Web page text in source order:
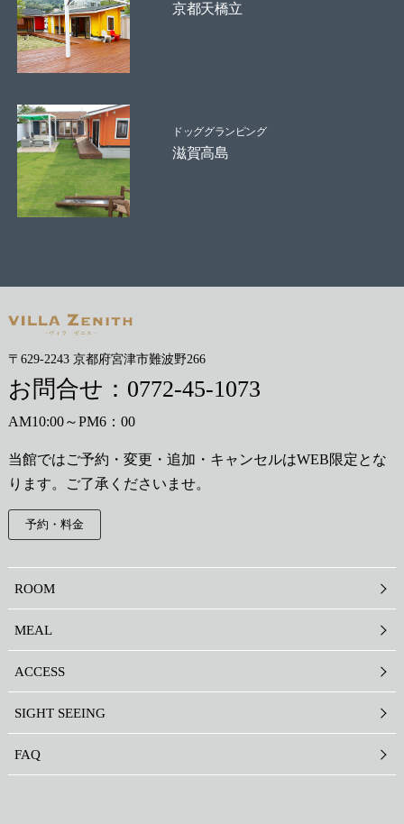
京都天橋立
ドッググランピング
滋賀高島
〒629-2243 京都府宮津市難波野266
お問合せ： 0772-45-1073
AM10:00～PM6：00
当館ではご予約・変更・追加・キャンセルはWEB限定とな
ります。ご了承くださいませ。
予約・料金
ROOM
MEAL
ACCESS
SIGHT SEEING
FAQ